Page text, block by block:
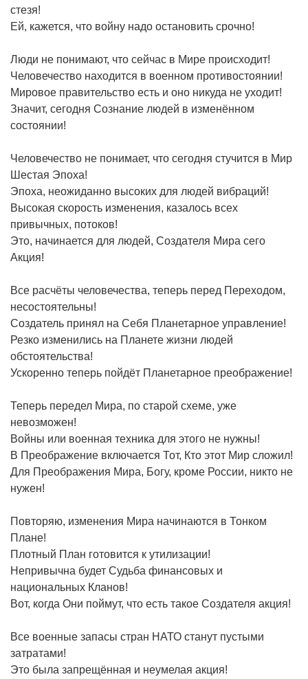
стезя!
Ей, кажется, что войну надо остановить срочно!
Люди не понимают, что сейчас в Мире происходит!
Человечество находится в военном противостоянии!
Мировое правительство есть и оно никуда не уходит!
Значит, сегодня Сознание людей в изменённом
состоянии!
Человечество не понимает, что сегодня стучится в Мир
Шестая Эпоха!
Эпоха, неожиданно высоких для людей вибраций!
Высокая скорость изменения, казалось всех
привычных, потоков!
Это, начинается для людей, Создателя Мира сего
Акция!
Все расчёты человечества, теперь перед Переходом,
несостоятельны!
Создатель принял на Себя Планетарное управление!
Резко изменились на Планете жизни людей
обстоятельства!
Ускоренно теперь пойдёт Планетарное преображение!
Теперь передел Мира, по старой схеме, уже
невозможен!
Войны или военная техника для этого не нужны!
В Преображение включается Тот, Кто этот Мир сложил!
Для Преображения Мира, Богу, кроме России, никто не
нужен!
Повторяю, изменения Мира начинаются в Тонком
Плане!
Плотный План готовится к утилизации!
Непривычна будет Судьба финансовых и
национальных Кланов!
Вот, когда Они поймут, что есть такое Создателя акция!
Все военные запасы стран НАТО станут пустыми
затратами!
Это была запрещённая и неумелая акция!